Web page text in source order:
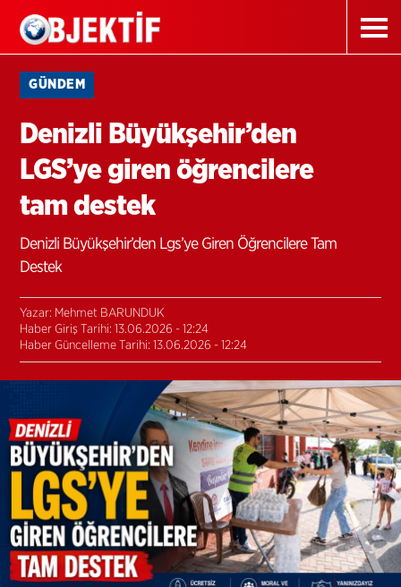
GÜNDEM
Denizli Büyükşehir’den
LGS’ye giren öğrencilere
tam destek
Denizli Büyükşehir’den Lgs’ye Giren Öğrencilere Tam
Destek
Yazar: Mehmet BARUNDUK
Haber Giriş Tarihi: 13.06.2026 - 12:24
Haber Güncelleme Tarihi: 13.06.2026 - 12:24